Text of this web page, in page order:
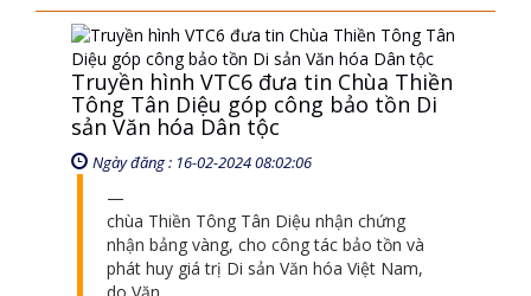
Truyền hình VTC6 đưa tin Chùa Thiền
Tông Tân Diệu góp công bảo tồn Di
sản Văn hóa Dân tộc
Ngày đăng : 16-02-2024 08:02:06
chùa Thiền Tông Tân Diệu nhận chứng
nhận bảng vàng, cho công tác bảo tồn và
phát huy giá trị Di sản Văn hóa Việt Nam,